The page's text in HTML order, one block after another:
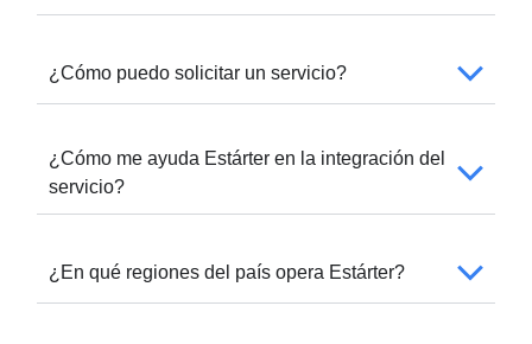
¿Cómo puedo solicitar un servicio?
¿Cómo me ayuda Estárter en la integración del
servicio?
¿En qué regiones del país opera Estárter?